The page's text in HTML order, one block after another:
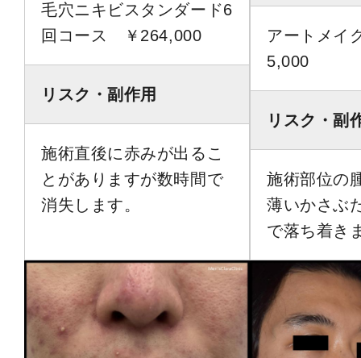
毛穴ニキビスタンダード6
回コース ￥264,000
リスク・副作用
施術直後に赤みが出るこ
とがありますが数時間で
消失します。
アートメ
5,000
リスク・副
施術部位の
薄いかさぶ
で落ち着